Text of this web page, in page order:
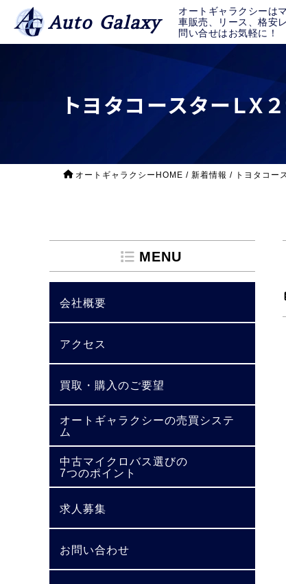
Auto Galaxy
オートギャラクシーは
車販売、リース、格安
問い合せはお気軽に！
トヨタコースターＬＸ
オートギャラクシーHOME / 新着情報 / トヨタコー
MENU
会社概要
アクセス
買取・購入のご要望
オートギャラクシーの売買システ
ム
中古マイクロバス選びの
7つのポイント
求人募集
お問い合わせ